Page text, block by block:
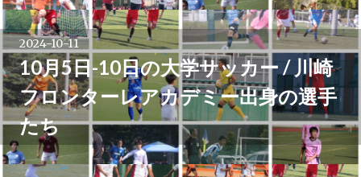
2024-10-11
10月5日-10日の大学サッカー / 川崎
フロンターレアカデミー出身の選手
たち
ョ
ン